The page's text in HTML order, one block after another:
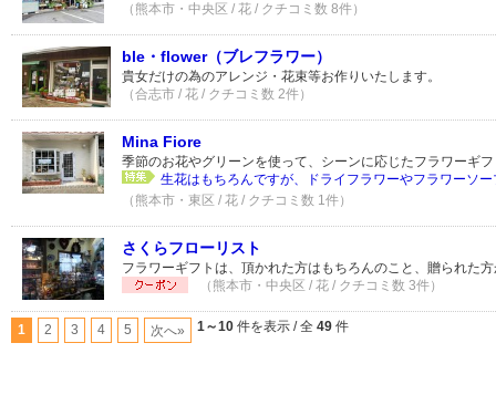
（熊本市・中央区 / 花 / クチコミ数 8件）
ble・flower（ブレフラワー）
貴女だけの為のアレンジ・花束等お作りいたします。
（合志市 / 花 / クチコミ数 2件）
Mina Fiore
季節のお花やグリーンを使って、シーンに応じたフラワーギ
生花はもちろんですが、ドライフラワーやフラワーソ
（熊本市・東区 / 花 / クチコミ数 1件）
さくらフローリスト
フラワーギフトは、頂かれた方はもちろんのこと、贈られた
（熊本市・中央区 / 花 / クチコミ数 3件）
1 2 3 4 5 次へ» 1～10 件を表示 / 全 49 件